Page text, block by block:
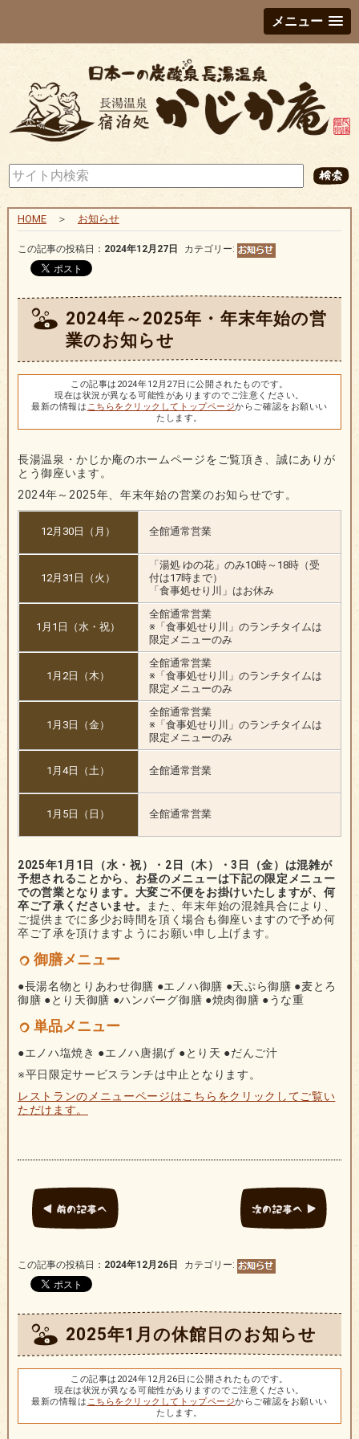
メニュー
HOME＞ お知らせ
この記事の投稿日： 2024年12月27日 カテゴリー:
2024年～2025年・年末年始の営
業のお知らせ
この記事は2024年12月27日に公開されたものです。
現在は状況が異なる可能性がありますのでご注意ください。
最新の情報は こちらをクリックしてトップページからご確認をお願いい
たします。
長湯温泉・かじか庵のホームページをご覧頂き、誠にありが
とう御座います。
2024年～2025年、年末年始の営業のお知らせです。
12月30日（月） 全館通常営業
12月31日（火）
「湯処 ゆの花」のみ10時～18時（受
付は17時まで）
「食事処せり川」はお休み
1月1日（水・祝）
全館通常営業
※「食事処せり川」のランチタイムは
限定メニューのみ
1月2日（木）
全館通常営業
※「食事処せり川」のランチタイムは
限定メニューのみ
1月3日（金）
全館通常営業
※「食事処せり川」のランチタイムは
限定メニューのみ
1月4日（土） 全館通常営業
1月5日（日） 全館通常営業
2025年1月1日（水・祝）・2日（木）・3日（金）は混雑が
予想されることから、お昼のメニューは下記の限定メニュー
での営業となります。大変ご不便をお掛けいたしますが、何
卒ご了承くださいませ。
また、年末年始の混雑具合により、
ご提供までに多少お時間を頂く場合も御座いますので予め何
卒ご了承を頂けますようにお願い申し上げます。
御膳メニュー
●長湯名物とりあわせ御膳 ●エノハ御膳 ●天ぷら御膳 ●麦とろ
御膳 ●とり天御膳 ●ハンバーグ御膳 ●焼肉御膳 ●うな重
単品メニュー
●エノハ塩焼き ●エノハ唐揚げ ●とり天 ●だんご汁
※平日限定サービスランチは中止となります。
レストランのメニューページはこちらをクリックしてご覧い
ただけます。
この記事の投稿日： 2024年12月26日 カテゴリー:
2025年1月の休館日のお知らせ
この記事は2024年12月26日に公開されたものです。
現在は状況が異なる可能性がありますのでご注意ください。
最新の情報は こちらをクリックしてトップページからご確認をお願いい
たします。